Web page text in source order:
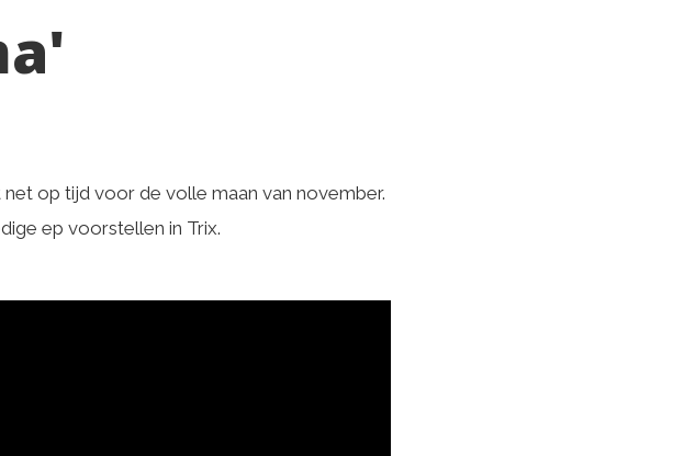
op tijd voor de volle maan van november.
ep voorstellen in Trix.